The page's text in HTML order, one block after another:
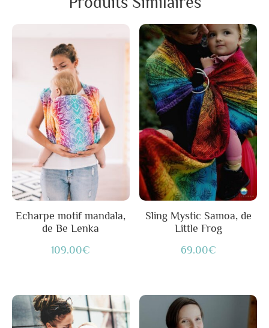
plusieurs
variations.
options
peuvent
être
choisies
sur
Echarpe motif mandala,
de Be Lenka
109.00€
Sling Mystic Samoa, de
Little Frog
69.00€
Ce
produit